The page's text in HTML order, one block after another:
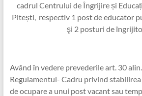
cadrul Centrului de Îngrijire și
Pitești, respectiv 1 post de educator
şi 2 posturi de
Având în vedere prevederile art. 30
Regulamentul- Cadru privind
de ocupare a unui post vacant sau